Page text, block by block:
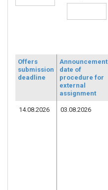
Offers
submission
deadline
Announcement
date of
procedure for
external
assignment
14.08.2026 03.08.2026